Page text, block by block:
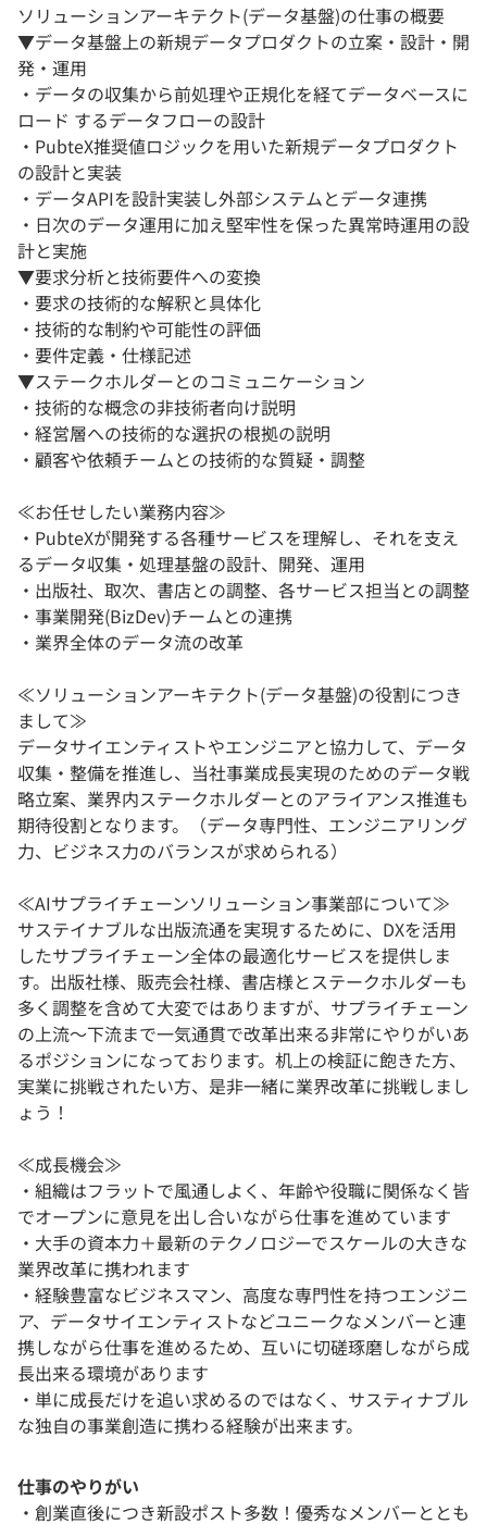
ソリューションアーキテクト(データ基盤)の仕事の概要
▼データ基盤上の新規データプロダクトの立案・設計・開
発・運用
・データの収集から前処理や正規化を経てデータベースに
ロード するデータフローの設計
・PubteX推奨値ロジックを用いた新規データプロダクト
の設計と実装
・データAPIを設計実装し外部システムとデータ連携
・日次のデータ運用に加え堅牢性を保った異常時運用の設
計と実施
▼要求分析と技術要件への変換
・要求の技術的な解釈と具体化
・技術的な制約や可能性の評価
・要件定義・仕様記述
▼ステークホルダーとのコミュニケーション
・技術的な概念の非技術者向け説明
・経営層への技術的な選択の根拠の説明
・顧客や依頼チームとの技術的な質疑・調整
≪お任せしたい業務内容≫
・PubteXが開発する各種サービスを理解し、それを支え
るデータ収集・処理基盤の設計、開発、運用
・出版社、取次、書店との調整、各サービス担当との調整
・事業開発(BizDev)チームとの連携
・業界全体のデータ流の改革
≪ソリューションアーキテクト(データ基盤)の役割につき
まして≫
データサイエンティストやエンジニアと協力して、データ
収集・整備を推進し、当社事業成長実現のためのデータ戦
略立案、業界内ステークホルダーとのアライアンス推進も
期待役割となります。（データ専門性、エンジニアリング
力、ビジネス力のバランスが求められる）
≪AIサプライチェーンソリューション事業部について≫
サステイナブルな出版流通を実現するために、DXを活用
したサプライチェーン全体の最適化サービスを提供しま
す。出版社様、販売会社様、書店様とステークホルダーも
多く調整を含めて大変ではありますが、サプライチェーン
の上流～下流まで一気通貫で改革出来る非常にやりがいあ
るポジションになっております。机上の検証に飽きた方、
実業に挑戦されたい方、是非一緒に業界改革に挑戦しまし
ょう！
≪成長機会≫
・組織はフラットで風通しよく、年齢や役職に関係なく皆
でオープンに意見を出し合いながら仕事を進めています
・大手の資本力＋最新のテクノロジーでスケールの大きな
業界改革に携われます
・経験豊富なビジネスマン、高度な専門性を持つエンジニ
ア、データサイエンティストなどユニークなメンバーと連
携しながら仕事を進めるため、互いに切磋琢磨しながら成
長出来る環境があります
・単に成長だけを追い求めるのではなく、サスティナブル
な独自の事業創造に携わる経験が出来ます。
仕事のやりがい
・創業直後につき新設ポスト多数！優秀なメンバーととも